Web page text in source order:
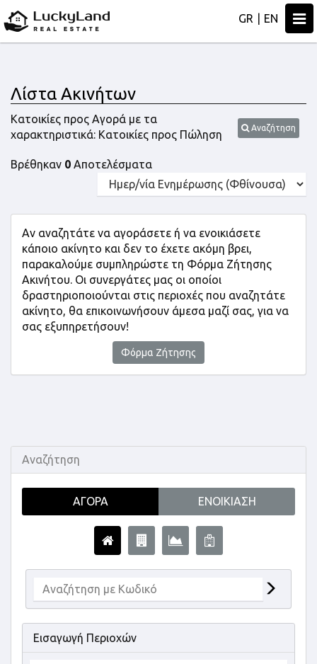
GR EN
Λίστα Ακινήτων
Αναζήτηση
Κατοικίες προς Αγορά με τα
χαρακτηριστικά: Κατοικίες προς Πώληση
Βρέθηκαν 0 Αποτελέσματα
Αν αναζητάτε να αγοράσετε ή να ενοικιάσετε
κάποιο ακίνητο και δεν το έχετε ακόμη βρει,
παρακαλούμε συμπληρώστε τη Φόρμα Ζήτησης
Ακινήτου. Οι συνεργάτες μας οι οποίοι
δραστηριοποιούνται στις περιοχές που αναζητάτε
ακίνητο, θα επικοινωνήσουν άμεσα μαζί σας, για να
σας εξυπηρετήσουν!
Φόρμα Ζήτησης
Αναζήτηση
ΑΓΟΡΆ ΕΝΟΙΚΊΑΣΗ
Εισαγωγή Περιοχών